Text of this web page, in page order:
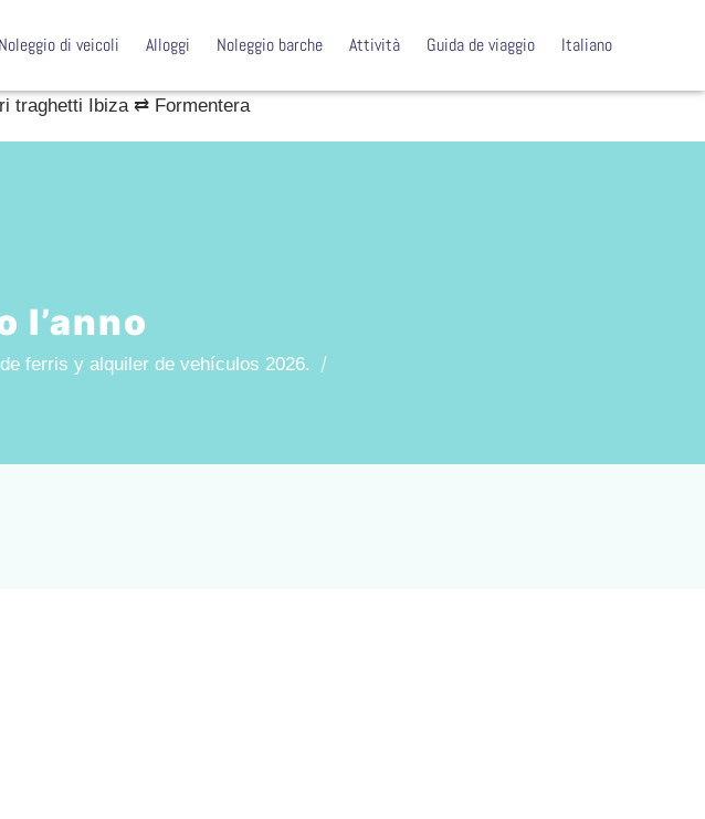
Noleggio di veicoli Alloggi Noleggio barche Attività Guida de viaggio Italiano
traghetti Ibiza ⇄ Formentera
l’anno
ferris y alquiler de vehículos 2026.